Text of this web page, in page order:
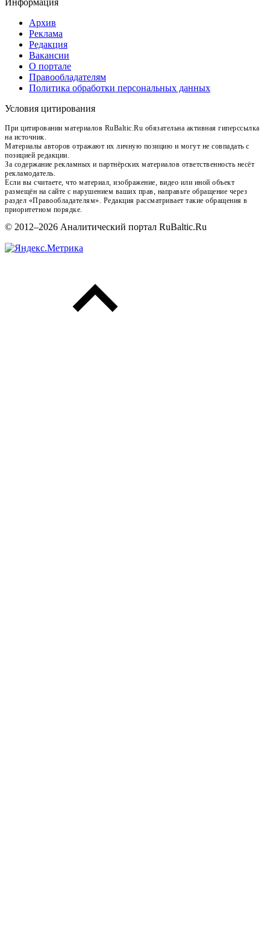
Архив
Реклама
Редакция
Вакансии
О портале
Правообладателям
Политика обработки персональных данных
Условия цитирования
При цитировании материалов RuBaltic.Ru обязательна активная гиперссылка
на источник.
Материалы авторов отражают их личную позицию и могут не совпадать с
позицией редакции.
За содержание рекламных и партнёрских материалов ответственность несёт
рекламодатель.
Если вы считаете, что материал, изображение, видео или иной объект
размещён на сайте с нарушением ваших прав, направьте обращение через
раздел «Правообладателям». Редакция рассматривает такие обращения в
приоритетном порядке.
© 2012–2026 Аналитический портал RuBaltic.Ru